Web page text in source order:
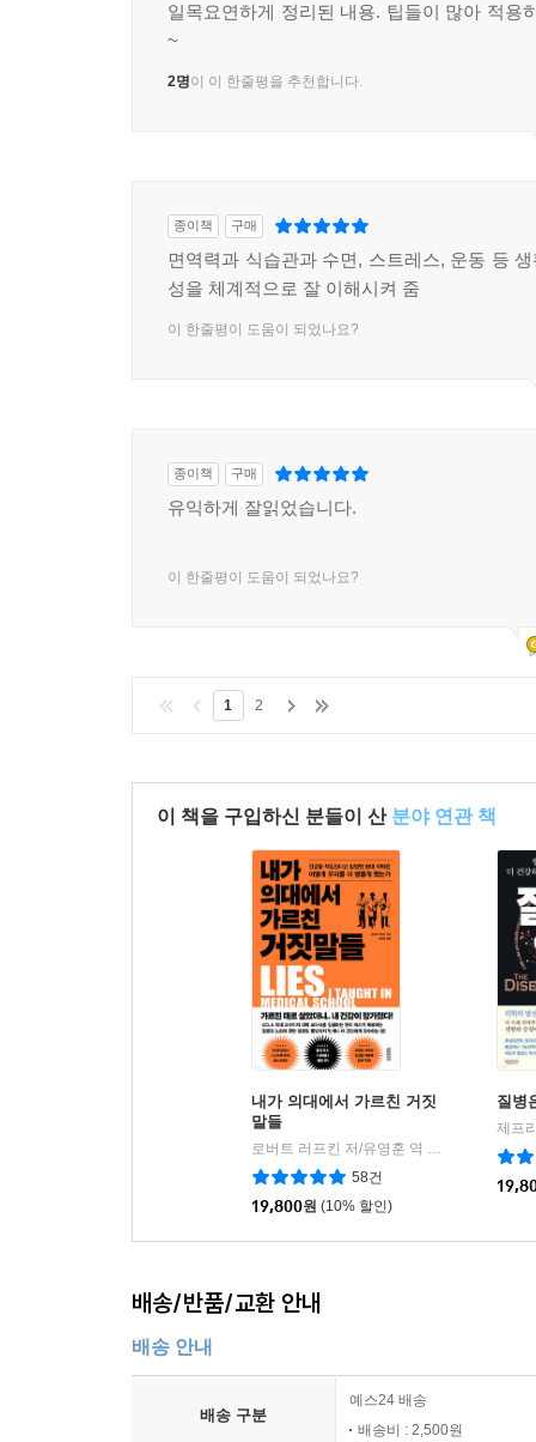
일목요연하게 정리된 내용. 팁들이 많아 적용
~
2명이 이 한줄평을 추천합니다.
종이책 구매
면역력과 식습관과 수면, 스트레스, 운동 등
성을 체계적으로 잘 이해시켜 줌
이 한줄평이 도움이 되었나요?
종이책 구매
유익하게 잘읽었습니다.
이 한줄평이 도움이 되었나요?
1 2
이 책을 구입하신 분들이 산 분야 연관 책
내가 의대에서 가르친 거짓
말들
로버트 러프킨 저/유영훈 역 | 정말중요한
58건
19,800원 (10% 할인)
질병
배송/반품/교환 안내
배송 안내
배송 구분
예스24 배송
배송비 : 2,500원